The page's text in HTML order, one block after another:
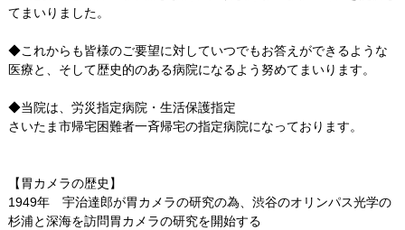
てまいりました。
◆これからも皆様のご要望に対していつでもお答えができるような
医療と、そして歴史的のある病院になるよう努めてまいります。
◆当院は、労災指定病院・生活保護指定
さいたま市帰宅困難者一斉帰宅の指定病院になっております。
【胃カメラの歴史】
1949年 宇治達郎が胃カメラの研究の為、渋谷のオリンパス光学の
杉浦と深海を訪問胃カメラの研究を開始する